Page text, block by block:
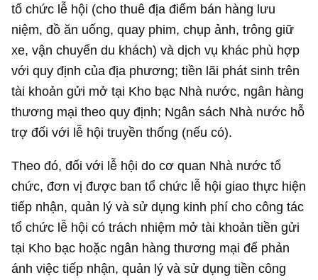
tổ chức lễ hội (cho thuê địa điểm bán hàng lưu
niệm, đồ ăn uống, quay phim, chụp ảnh, trông giữ
xe, vận chuyển du khách) và dịch vụ khác phù hợp
với quy định của địa phương; tiền lãi phát sinh trên
tài khoản gửi mở tại Kho bạc Nhà nước, ngân hàng
thương mại theo quy định; Ngân sách Nhà nước hỗ
trợ đối với lễ hội truyền thống (nếu có).
Theo đó, đối với lễ hội do cơ quan Nhà nước tổ
chức, đơn vị được ban tổ chức lễ hội giao thực hiện
tiếp nhận, quản lý và sử dụng kinh phí cho công tác
tổ chức lễ hội có trách nhiệm mở tài khoản tiền gửi
tại Kho bạc hoặc ngân hàng thương mại để phản
ánh việc tiếp nhận, quản lý và sử dụng tiền công